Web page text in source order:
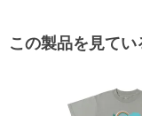
この製品を見て